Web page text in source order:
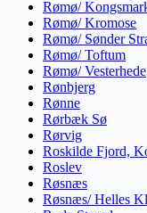
Rømø/
Rømø/ Kromose
Rømø/ Sønder
Rømø/ Toftum
Rømø/ Vesterhede
Rønbjerg
Rønne
Rørbæk Sø
Rørvig
Roskilde Fjord,
Roslev
Røsnæs
Røsnæs/ Helles